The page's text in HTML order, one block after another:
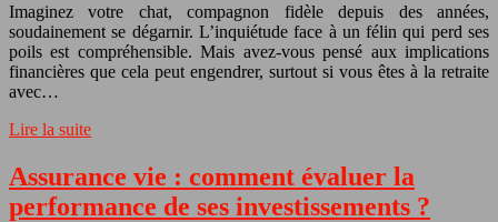
Imaginez votre chat, compagnon fidèle depuis des années,
soudainement se dégarnir. L’inquiétude face à un félin qui perd ses
poils est compréhensible. Mais avez-vous pensé aux implications
financières que cela peut engendrer, surtout si vous êtes à la retraite
avec…
Lire la suite
Assurance vie : comment évaluer la
performance de ses investissements ?